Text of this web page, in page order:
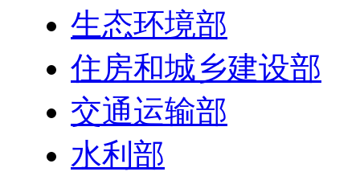
生态环境部
住房和城乡建设部
交通运输部
水利部